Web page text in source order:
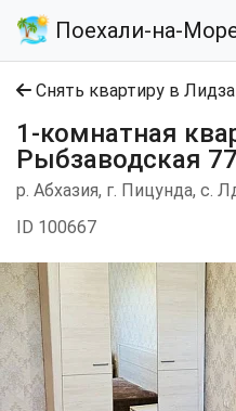
Поехали-на-
Снять квартиру в
1-комнатная
Рыбзаводская
р. Абхазия, г. Пицунда, с.
ID 100667